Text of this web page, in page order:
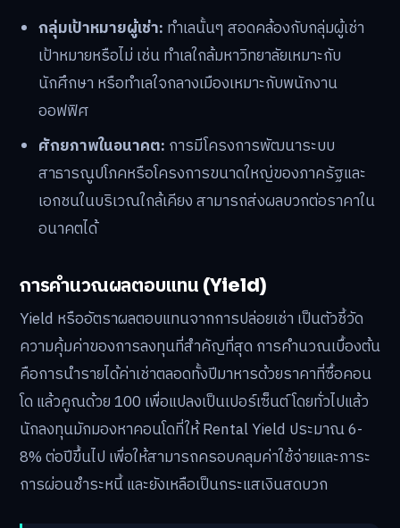
กลุ่มเป้าหมายผู้เช่า: ทำเลนั้นๆ สอดคล้องกับกลุ่มผู้เช่า
เป้าหมายหรือไม่ เช่น ทำเลใกล้มหาวิทยาลัยเหมาะกับ
นักศึกษา หรือทำเลใจกลางเมืองเหมาะกับพนักงาน
ออฟฟิศ
ศักยภาพในอนาคต: การมีโครงการพัฒนาระบบ
สาธารณูปโภคหรือโครงการขนาดใหญ่ของภาครัฐและ
เอกชนในบริเวณใกล้เคียง สามารถส่งผลบวกต่อราคาใน
อนาคตได้
การคำนวณผลตอบแทน (Yield)
Yield หรืออัตราผลตอบแทนจากการปล่อยเช่า เป็นตัวชี้วัด
ความคุ้มค่าของการลงทุนที่สำคัญที่สุด การคำนวณเบื้องต้น
คือการนำรายได้ค่าเช่าตลอดทั้งปีมาหารด้วยราคาที่ซื้อคอน
โด แล้วคูณด้วย 100 เพื่อแปลงเป็นเปอร์เซ็นต์ โดยทั่วไปแล้ว
นักลงทุนมักมองหาคอนโดที่ให้ Rental Yield ประมาณ 6-
8% ต่อปีขึ้นไป เพื่อให้สามารถครอบคลุมค่าใช้จ่ายและภาระ
การผ่อนชำระหนี้ และยังเหลือเป็นกระแสเงินสดบวก